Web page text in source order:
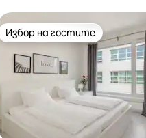
Избор на гостите
Избор на гостите